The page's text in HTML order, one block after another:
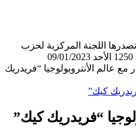
اللجنة المركزية لحزب
مع عالم الأنتروبولوجيا “فريدريك
“فريدريك كيك”